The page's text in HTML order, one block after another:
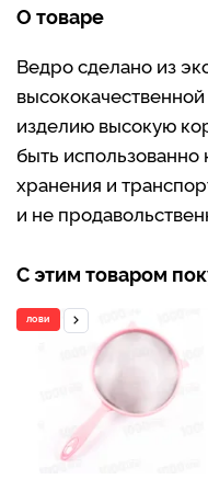
О товаре
Ведро сделано из
изделию высокую
быть использованно
хранения и
и не
С этим товаром
ЛОВИ